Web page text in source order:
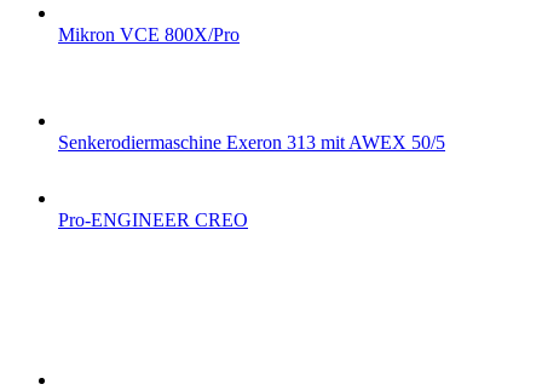
Mikron VCE 800X/Pro
Senkerodiermaschine Exeron 313 mit AWEX 50/5
Pro-ENGINEER CREO